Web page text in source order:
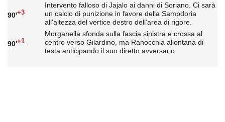
90'+3
Intervento falloso di Jajalo ai danni di Soriano. Ci sarà
un calcio di punizione in favore della Sampdoria
all'altezza del vertice destro dell'area di rigore.
90'+1
Morganella sfonda sulla fascia sinistra e crossa al
centro verso Gilardino, ma Ranocchia allontana di
testa anticipando il suo diretto avversario.